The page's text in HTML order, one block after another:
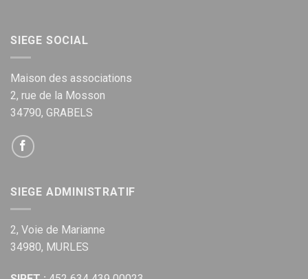
SIEGE SOCIAL
Maison des associations
2, rue de la Mosson
34790, GRABELS
SIEGE ADMINISTRATIF
2, Voie de Marianne
34980, MURLES